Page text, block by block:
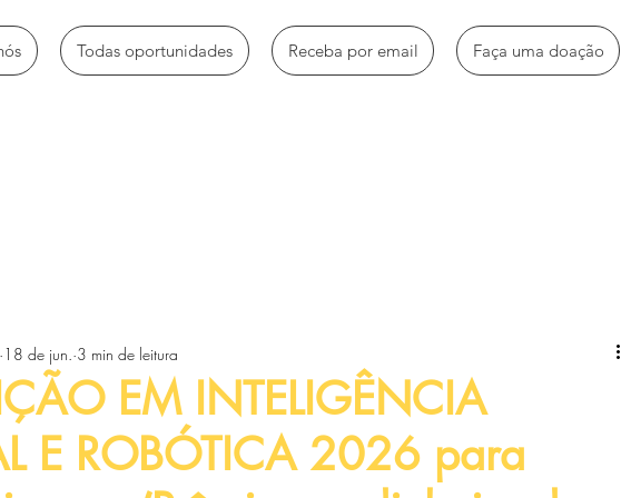
Todas oportunidades Receba por email Faça uma doação
e trabalhos sociais
Artigos
EM INTELIGÊNCIA
E ROBÓTICA 2026 para
18 de jun. 3 min de leitura